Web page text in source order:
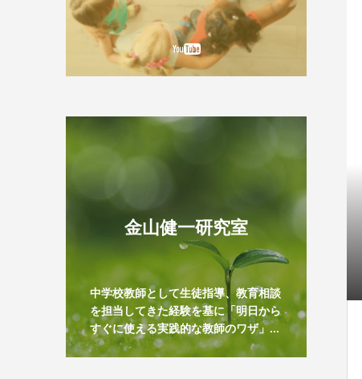
金山健一研究室
中学校教師として生徒指導、教育相談
を担当してきた経験を基に「明日から
すぐに使える実践的な教師のワザ」...